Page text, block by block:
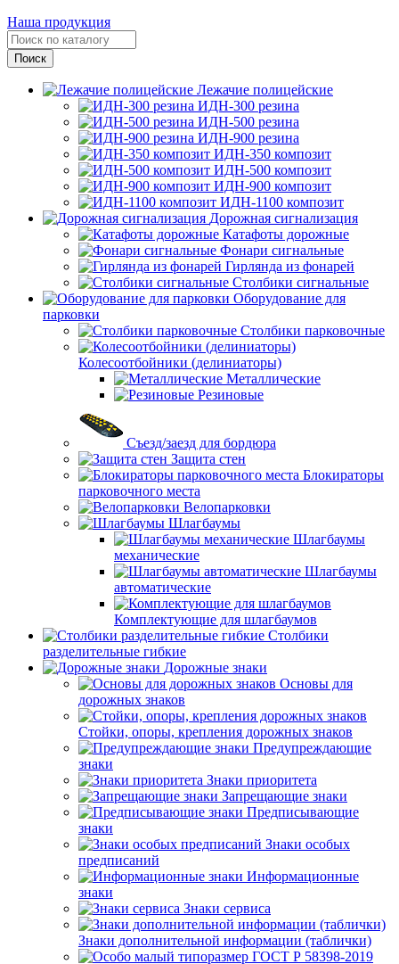
Наша продукция
Лежачие полицейские
ИДН-300 резина
ИДН-500 резина
ИДН-900 резина
ИДН-350 композит
ИДН-500 композит
ИДН-900 композит
ИДН-1100 композит
Дорожная сигнализация
Катафоты дорожные
Фонари сигнальные
Гирлянда из фонарей
Столбики сигнальные
Оборудование для
парковки
Столбики парковочные
Колесоотбойники (делиниаторы)
Металлические
Резиновые
Съезд/заезд для бордюра
Защита стен
Блокираторы
парковочного места
Велопарковки
Шлагбаумы
Шлагбаумы
механические
Шлагбаумы
автоматические
Комплектующие для шлагбаумов
Столбики
разделительные гибкие
Дорожные знаки
Основы для
дорожных знаков
Стойки, опоры, крепления дорожных знаков
Предупреждающие
знаки
Знаки приоритета
Запрещающие знаки
Предписывающие
знаки
Знаки особых
предписаний
Информационные
знаки
Знаки сервиса
Знаки дополнительной информации (таблички)